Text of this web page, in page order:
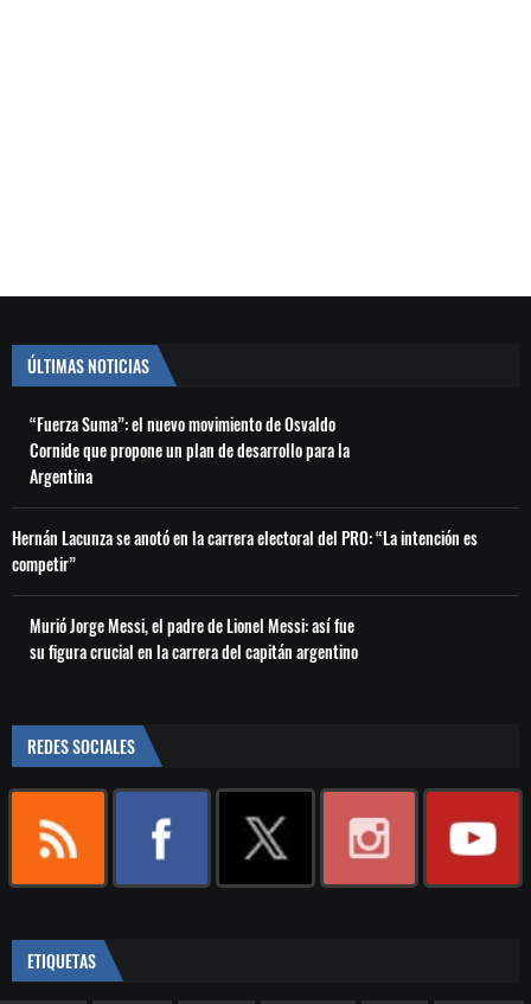
ÚLTIMAS NOTICIAS
“Fuerza Suma”: el nuevo movimiento de Osvaldo
Cornide que propone un plan de desarrollo para la
Argentina
Hernán Lacunza se anotó en la carrera electoral del PRO: “La intención es
competir”
Murió Jorge Messi, el padre de Lionel Messi: así fue
su figura crucial en la carrera del capitán argentino
REDES SOCIALES
ETIQUETAS